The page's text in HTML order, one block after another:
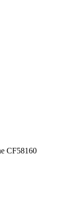
CF58160